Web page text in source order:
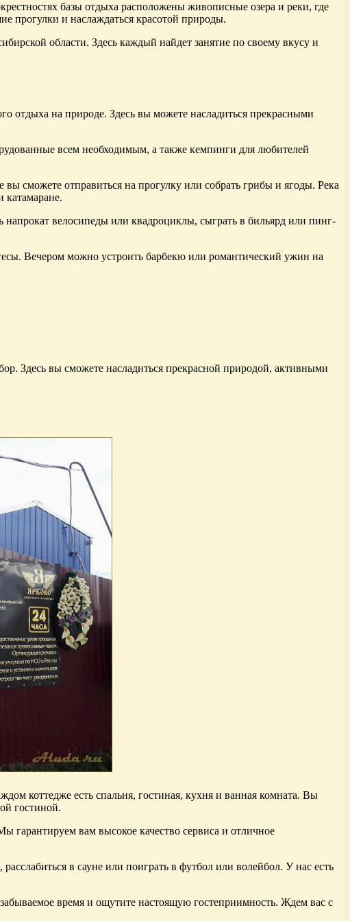
базы отдыха расположены живописные озера и реки, где
прогулки и наслаждаться красотой природы.
области. Здесь каждый найдет занятие по своему вкусу и
отдыха на природе. Здесь вы можете насладиться прекрасными
всем необходимым, а также кемпинги для любителей
сможете отправиться на прогулку или собрать грибы и ягоды. Река
катамаране.
велосипеды или квадроциклы, сыграть в бильярд или пинг-
Вечером можно устроить барбекю или романтический ужин на
Здесь вы сможете насладиться прекрасной природой, активными
коттедже есть спальня, гостиная, кухня и ванная комната. Вы
гостиной.
гарантируем вам высокое качество сервиса и отличное
в сауне или поиграть в футбол или волейбол. У нас есть
время и ощутите настоящую гостеприимность. Ждем вас с